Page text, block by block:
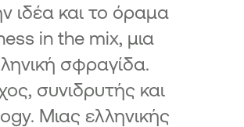
ιδέα και το όραμα
in the mix, μια
σφραγίδα.
συνιδρυτής και
Μιας ελληνικής